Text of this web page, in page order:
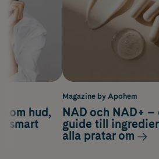
om hud,
smart
Magazine by Apohem
NAD och NAD+ –
guide till
alla pratar om